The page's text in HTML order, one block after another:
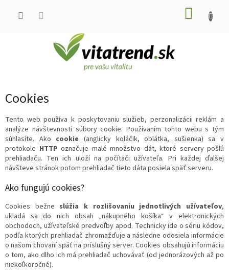
KOŠÍK
Cookies
Tento web používa k poskytovaniu služieb, perzonalizácii reklám a
analýze návštevnosti súbory cookie. Používaním tohto webu s tým
súhlasíte. Ako cookie (anglicky koláčik, oblátka, sušienka) sa v
protokole HTTP označuje malé množstvo dát, ktoré servery pošlú
prehliadaču. Ten ich uloží na počítači užívateľa. Pri každej ďalšej
návšteve stránok potom prehliadač tieto dáta posiela späť serveru.
Ako fungujú cookies?
Cookies bežne slúžia k rozlišovaniu jednotlivých užívateľov,
ukladá sa do nich obsah „nákupného košíka“ v elektronických
obchodoch, užívateľské predvoľby apod. Technicky ide o sériu kódov,
podľa ktorých prehliadač zhromažďuje a následne odosiela informácie
o našom chovaní späť na príslušný server. Cookies obsahujú informáciu
o tom, ako dlho ich má prehliadač uchovávať (od jednorázových až po
niekoľkoročné).